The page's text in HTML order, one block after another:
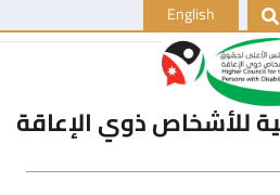
English
للأشخاص ذوي الإعاقة